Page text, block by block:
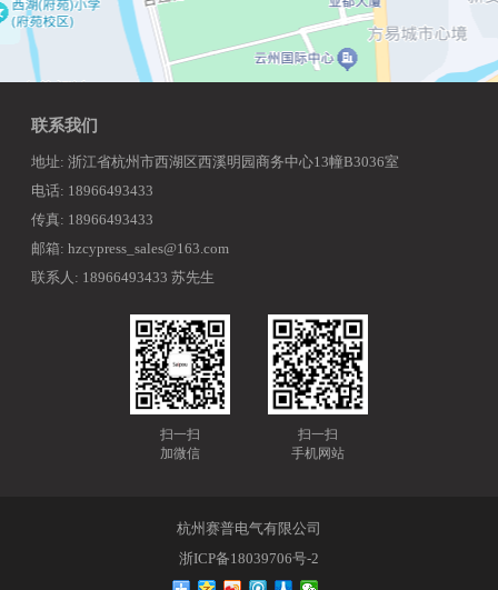
联系我们
地址: 浙江省杭州市西湖区西溪明园商务中心13幢B3036室
电话: 18966493433
传真: 18966493433
邮箱: hzcypress_sales@163.com
联系人: 18966493433 苏先生
扫一扫
加微信
扫一扫
手机网站
杭州赛普电气有限公司
浙ICP备18039706号-2